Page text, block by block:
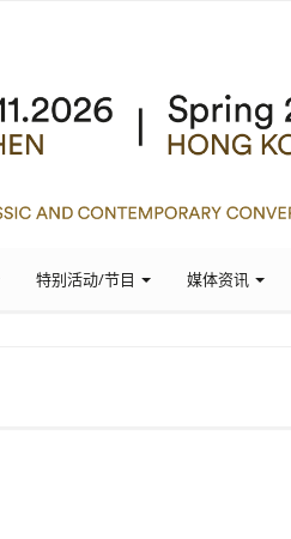
特别活动/节目 媒体资讯